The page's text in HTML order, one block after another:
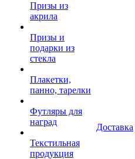
Призы из
акрила
Призы и
подарки из
стекла
Плакетки,
панно, тарелки
Футляры для
наград
Текстильная
продукция
Доставка